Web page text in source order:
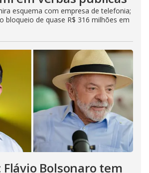
esquema com empresa de telefonia;
bloqueio de quase R$ 316 milhões em
Flávio Bolsonaro tem